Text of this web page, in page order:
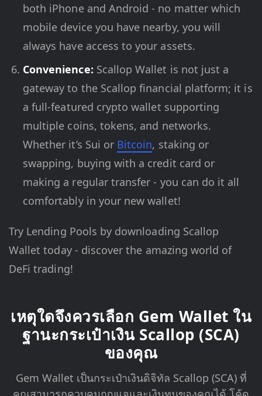
both iPhone and Android - no matter which
mobile device you have nearby, you will
always have access to your assets.
Convenience: Scallop Wallet is not just a
gateway to the Scallop financial platform; it is
a full-featured crypto wallet supporting
multiple coins, tokens, and networks.
Whether it’s Sui or Bitcoin, staking or
swapping, buying with a credit card or
making a regular transfer - you can do it all
comfortably in your new wallet!
Try Lending Pools by downloading Scallop
Wallet today - discover the amazing world of
DeFi trading!
เหตุใดจึงควรเลือก Gem Wallet ใน
ฐานะกระเป๋าเงิน Scallop (SCA)
ของคุณ
Gem Wallet เป็นกระเป๋าเงินดิจิทัล Scallop (SCA) ที่